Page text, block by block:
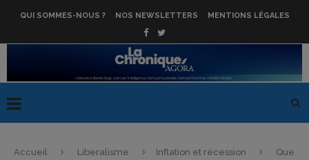
QUI SOMMES-NOUS ? NOS NEWSLETTERS MENTIONS LÉGALES
Accueil Liberalisme Inflation et récession
Que